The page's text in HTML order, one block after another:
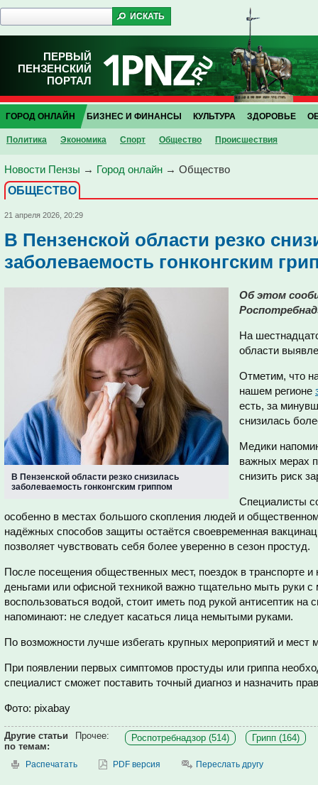
ПЕРВЫЙ
ПЕНЗЕНСКИЙ
ПОРТАЛ
ГОРОД ОНЛАЙН
Политика Экономика Спорт Общество Проиcшествия
БИЗНЕС И ФИНАНСЫ КУЛЬТУРА ЗДОРОВЬЕ
Новости Пензы → Город онлайн → Общество
ОБЩЕСТВО
21 апреля 2026, 20:29
В Пензенской области резко
заболеваемость гонконгским
В Пензенской области резко снизилась
заболеваемость гонконгским гриппом
Об этом
На
области
Отметим, что
нашем регионе
есть, за
снизилась
Медики
важных мерах
снизить риск
Специалисты
особенно в местах большого скопления людей и
надёжных способов защиты остаётся своевременная
позволяет чувствовать себя более уверенно в сезон простуд.
После посещения общественных мест, поездок в транспорте и
деньгами или офисной техникой важно тщательно мыть руки
воспользоваться водой, стоит иметь под рукой антисептик на
напоминают: не следует касаться лица немытыми руками.
По возможности лучше избегать крупных мероприятий и мест
При появлении первых симптомов простуды или гриппа
специалист сможет поставить точный диагноз и назначить
Фото: pixabay
Другие статьи
по темам:
Прочее: Роспотребнадзор (514) Грипп (164)
Распечатать PDF версия Переслать другу